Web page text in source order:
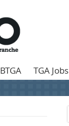
BTGA TGA Jobs